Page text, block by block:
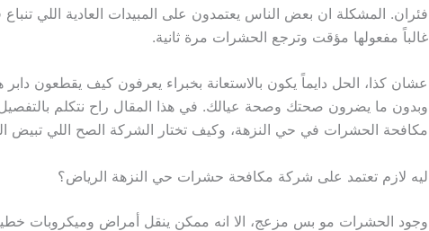
فئران. المشكلة ان بعض الناس يعتمدون على المبيدات العادية اللي
غالباً مفعولها مؤقت وترجع الحشرات مرة ثانية.
عشان كذا، الحل دايماً يكون بالاستعانة بخبراء يعرفون كيف يقطعون
وبدون ما يضرون صحتك وصحة عيالك. في هذا المقال راح نتكلم
مكافحة الحشرات في حي النزهة، وكيف تختار الشركة الصح اللي تبيض
ليه لازم تعتمد على شركة مكافحة حشرات حي النزهة الرياض؟
وجود الحشرات مو بس مزعج، الا انه ممكن ينقل أمراض وميكروبات